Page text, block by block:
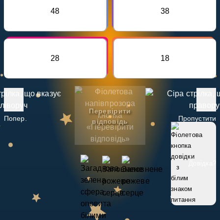
Select curriculum
48 38
28 18
Попер.
Перевірити
відповідь
Пропустити